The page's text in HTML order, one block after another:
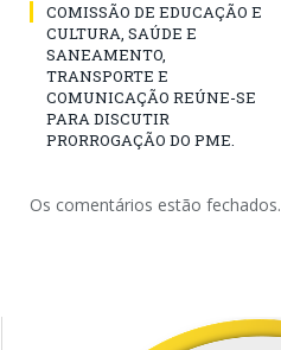
COMISSÃO DE EDUCAÇÃO E
CULTURA, SAÚDE E
SANEAMENTO,
TRANSPORTE E
COMUNICAÇÃO REÚNE-SE
PARA DISCUTIR
PRORROGAÇÃO DO PME.
Os comentários estão fechados.